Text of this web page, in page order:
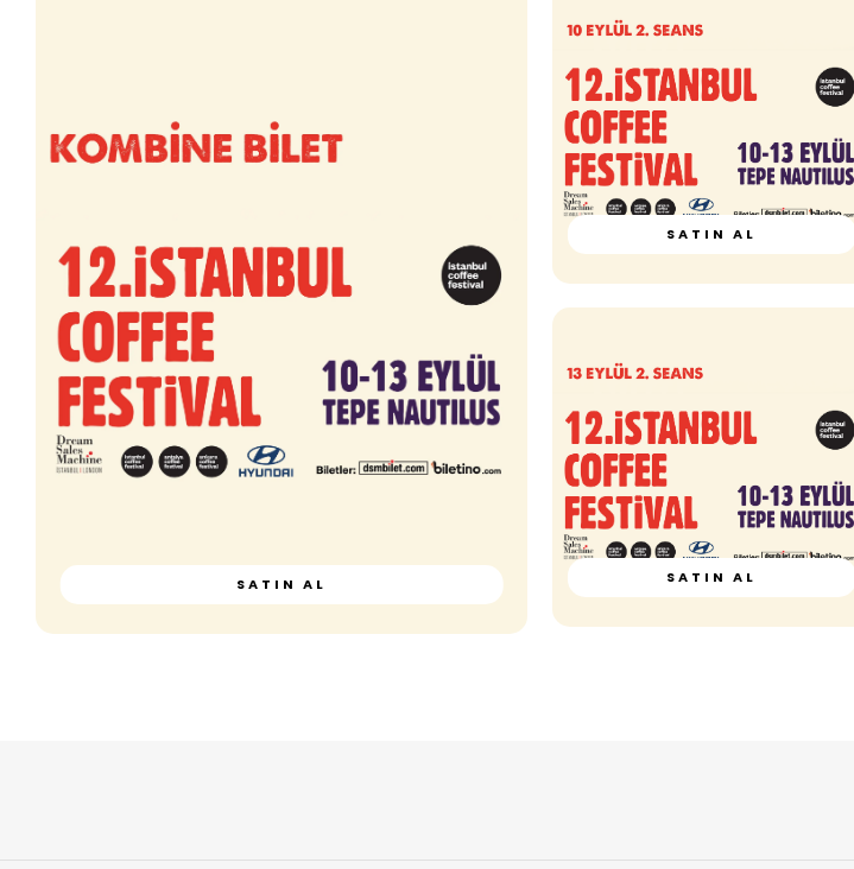
SATIN AL
SATIN AL
SATIN AL